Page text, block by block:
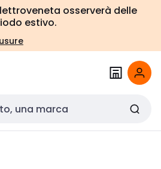
osserverà delle
estivo.